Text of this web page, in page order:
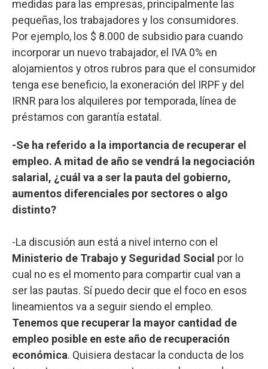
medidas para las empresas, principalmente las
pequeñas, los trabajadores y los consumidores.
Por ejemplo, los $ 8.000 de subsidio para cuando
incorporar un nuevo trabajador, el IVA 0% en
alojamientos y otros rubros para que el consumidor
tenga ese beneficio, la exoneración del IRPF y del
IRNR para los alquileres por temporada, línea de
préstamos con garantía estatal.
-Se ha referido a la importancia de recuperar el
empleo. A mitad de año se vendrá la negociación
salarial, ¿cuál va a ser la pauta del gobierno,
aumentos diferenciales por sectores o algo
distinto?
-La discusión aun está a nivel interno con el
Ministerio de Trabajo y Seguridad Social por lo
cual no es el momento para compartir cual van a
ser las pautas. Sí puedo decir que el foco en esos
lineamientos va a seguir siendo el empleo.
Tenemos que recuperar la mayor cantidad de
empleo posible en este año de recuperación
económica. Quisiera destacar la conducta de los